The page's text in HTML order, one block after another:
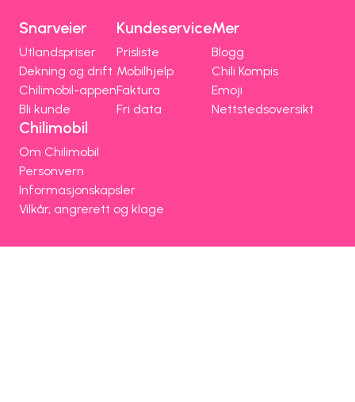
Snarveier
Utlandspriser
Dekning og drift
Chilimobil-appen
Bli kunde
Kundeservice
Prisliste
Mobilhjelp
Faktura
Fri data
Mer
Blogg
Chili Kompis
Emoji
Nettstedsoversikt
Chilimobil
Om Chilimobil
Personvern
Informasjonskapsler
Vilkår, angrerett og klage